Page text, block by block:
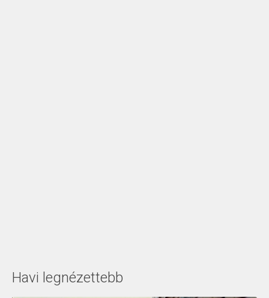
Havi legnézettebb